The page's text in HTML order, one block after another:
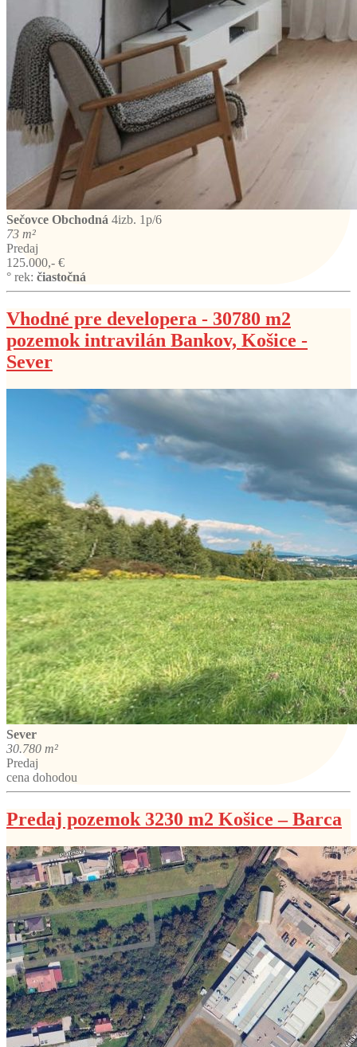
Sečovce Obchodná 4izb. 1p/6
73 m²
Predaj
125.000,- €
° rek: čiastočná
Vhodné pre developera - 30780 m2
pozemok intravilán Bankov, Košice -
Sever
Sever
30.780 m²
Predaj
cena dohodou
Predaj pozemok 3230 m2 Košice – Barca